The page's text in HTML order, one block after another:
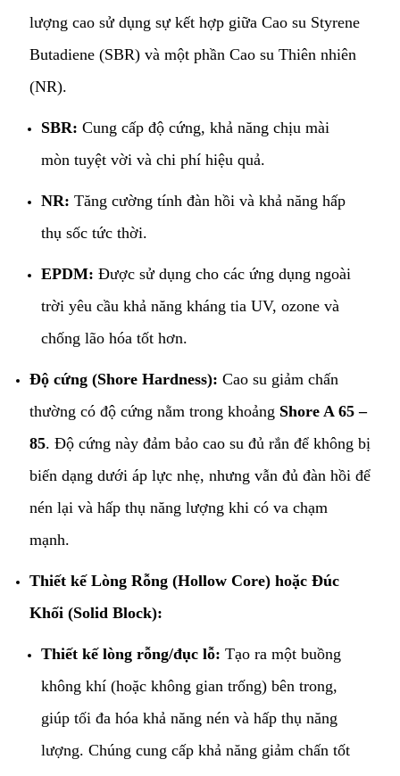
lượng cao sử dụng sự kết hợp giữa Cao su Styrene
Butadiene (SBR) và một phần Cao su Thiên nhiên
(NR).
SBR: Cung cấp độ cứng, khả năng chịu mài
mòn tuyệt vời và chi phí hiệu quả.
NR: Tăng cường tính đàn hồi và khả năng hấp
thụ sốc tức thời.
EPDM: Được sử dụng cho các ứng dụng ngoài
trời yêu cầu khả năng kháng tia UV, ozone và
chống lão hóa tốt hơn.
Độ cứng (Shore Hardness): Cao su giảm chấn
thường có độ cứng nằm trong khoảng Shore A 65 –
85. Độ cứng này đảm bảo cao su đủ rắn để không bị
biến dạng dưới áp lực nhẹ, nhưng vẫn đủ đàn hồi để
nén lại và hấp thụ năng lượng khi có va chạm
mạnh.
Thiết kế Lòng Rỗng (Hollow Core) hoặc Đúc
Khối (Solid Block):
Thiết kế lòng rỗng/đục lỗ: Tạo ra một buồng
không khí (hoặc không gian trống) bên trong,
giúp tối đa hóa khả năng nén và hấp thụ năng
lượng. Chúng cung cấp khả năng giảm chấn tốt